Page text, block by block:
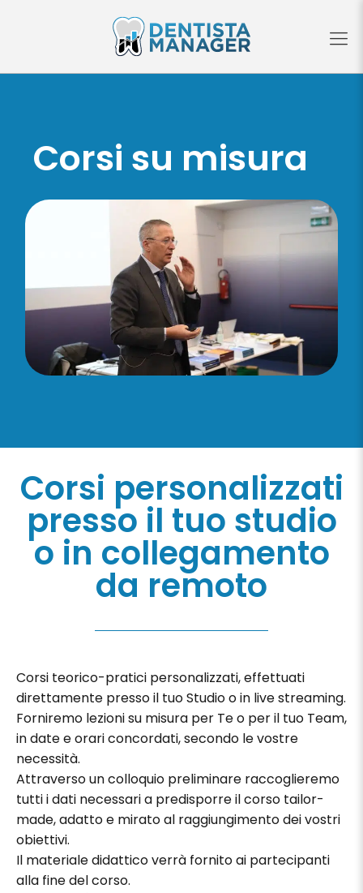
Corsi su misura
Corsi personalizzati
presso il tuo studio
o in collegamento
da remoto
Corsi teorico-pratici personalizzati, effettuati
direttamente presso il tuo Studio o in live streaming.
Forniremo lezioni su misura per Te o per il tuo Team,
in date e orari concordati, secondo le vostre
necessità.
Attraverso un colloquio preliminare raccoglieremo
tutti i dati necessari a predisporre il corso tailor-
made, adatto e mirato al raggiungimento dei vostri
obiettivi.
Il materiale didattico verrà fornito ai partecipanti
alla fine del corso.